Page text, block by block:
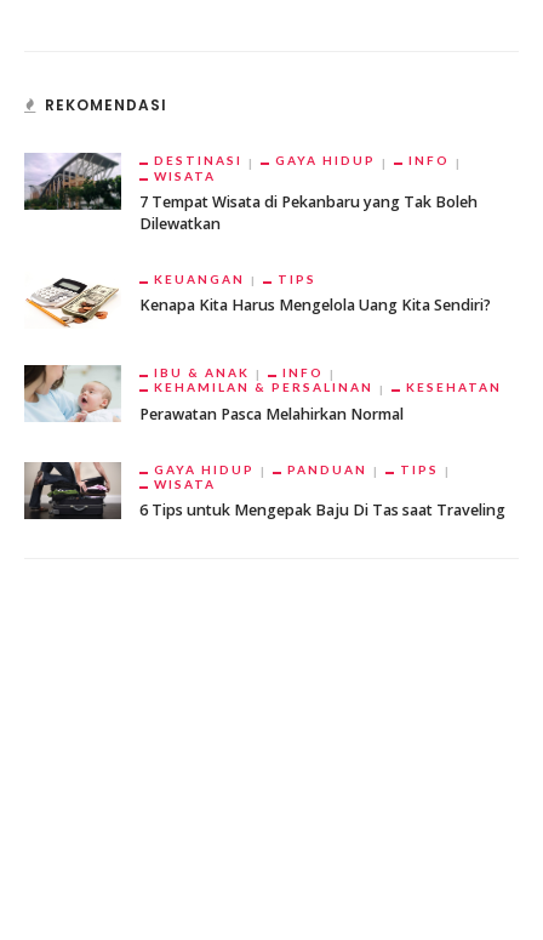
REKOMENDASI
DESTINASI GAYA HIDUP
INFO
WISATA
7 Tempat Wisata di Pekanbaru yang Tak Boleh
Dilewatkan
KEUANGAN TIPS
Kenapa Kita Harus Mengelola Uang Kita Sendiri?
IBU & ANAK
INFO
KEHAMILAN & PERSALINAN
KESEHATAN
Perawatan Pasca Melahirkan Normal
GAYA HIDUP PANDUAN
TIPS
WISATA
6 Tips untuk Mengepak Baju Di Tas saat Traveling